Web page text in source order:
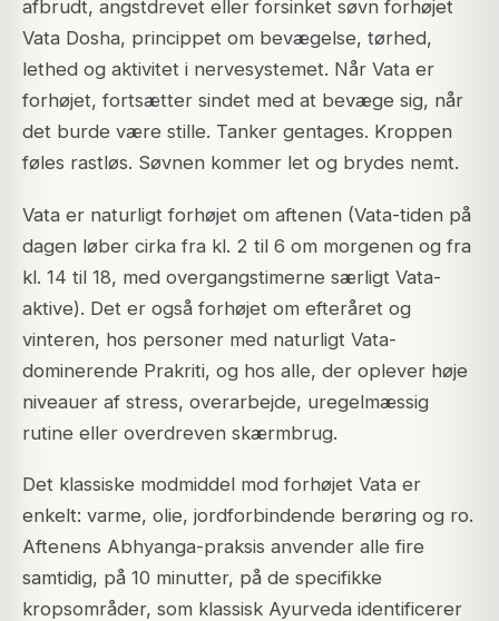
afbrudt, angstdrevet eller forsinket søvn forhøjet
Vata Dosha, princippet om bevægelse, tørhed,
lethed og aktivitet i nervesystemet. Når Vata er
forhøjet, fortsætter sindet med at bevæge sig, når
det burde være stille. Tanker gentages. Kroppen
føles rastløs. Søvnen kommer let og brydes nemt.
Vata er naturligt forhøjet om aftenen (Vata-tiden på
dagen løber cirka fra kl. 2 til 6 om morgenen og fra
kl. 14 til 18, med overgangstimerne særligt Vata-
aktive). Det er også forhøjet om efteråret og
vinteren, hos personer med naturligt Vata-
dominerende Prakriti, og hos alle, der oplever høje
niveauer af stress, overarbejde, uregelmæssig
rutine eller overdreven skærmbrug.
Det klassiske modmiddel mod forhøjet Vata er
enkelt: varme, olie, jordforbindende berøring og ro.
Aftenens Abhyanga-praksis anvender alle fire
samtidig, på 10 minutter, på de specifikke
kropsområder, som klassisk Ayurveda identificerer